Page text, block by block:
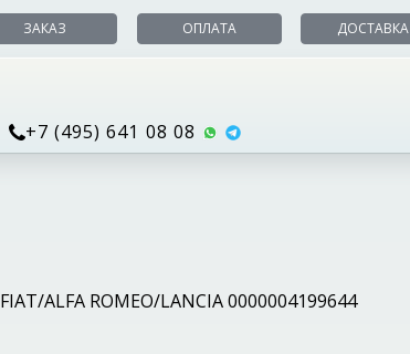
ЗАКАЗ ОПЛАТА ДОСТАВКА
+7 (495) 641 08 08
FIAT/ALFA ROMEO/LANCIA 0000004199644